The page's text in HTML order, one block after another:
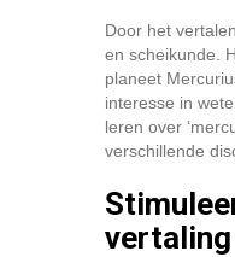
Door het
en scheikunde.
planeet
interesse in
leren over
verschillende
vertaling